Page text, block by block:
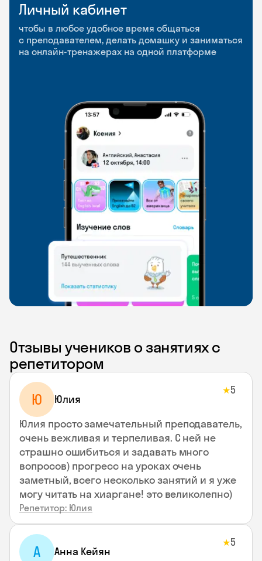
Личный кабинет
чтобы в любое удобное время общаться
с преподавателем, делать домашку и заниматься
на онлайн-тренажерах на одной платформе
Мобильное
приложение
чтобы заниматься и изучать новые слова где
и когда удобно
Разговорные клубы
и Talks
Групповые занятия для разговорной практики
и индивидуальные встречи с преподавателями
Отзывы учеников о занятиях с
репетитором
Ю Юлия
★5
Юлия просто замечательный преподаватель,
очень вежливая и терпеливая. С ней не
страшно ошибиться и задавать много
вопросов) прогресс на уроках очень
заметный, всего несколько занятий и я уже
могу читать на хиаргане! это великолепно)
Репетитор: Юлия
А Анна Кейян
★5